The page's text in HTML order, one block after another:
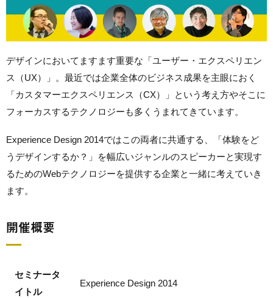
デザインにおいてますます重要な「ユーザー・エクスペリエン
ス（UX）」。最近では企業全体のビジネス成果を主眼におく
「カスタマーエクスペリエンス（CX）」という考え方やそこに
フォーカスするテクノロジーも多くうまれてきています。
Experience Design 2014ではこの両者に共通する、「体験をど
うデザインするか？」を幅広いジャンルのスピーカーと実現す
るためのWebテクノロジーを提供する企業と一緒に考えていき
ます。
開催概要
セミナータ
イトル
Experience Design 2014